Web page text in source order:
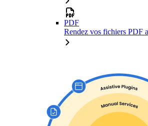
PDF
Rendez vos fichiers PDF